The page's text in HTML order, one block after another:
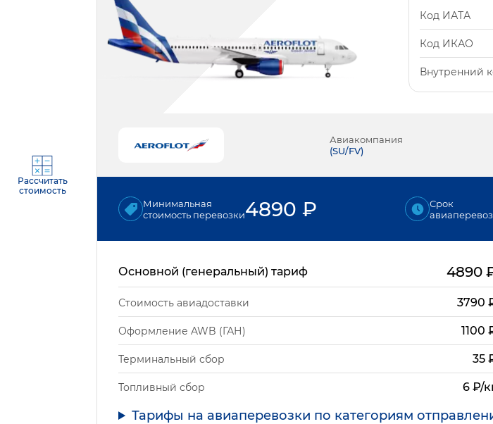
Рассчитать
стоимость
Код ИАТА
Код ИКАО
Внутренний
Авиакомпания
(SU/FV)
Минимальная
стоимость перевозки4890 ₽
Срок
Основной (генеральный) тариф 4890
Стоимость авиадоставки 3790
Оформление AWB (ГАН) 1100
Терминальный сбор 35
Топливный сбор 6 ₽/
Тарифы на авиаперевозки по категориям